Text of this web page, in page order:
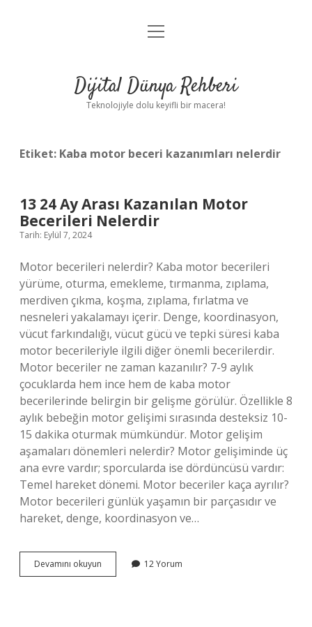
Anasayfa
Yasal Uyarı
menüyü
Dijital Dünya Rehberi
Teknolojiyle dolu keyifli bir macera!
Etiket: Kaba motor beceri kazanımları nelerdir
13 24 Ay Arası Kazanılan Motor
Becerileri Nelerdir
Tarih: Eylül 7, 2024
Motor becerileri nelerdir? Kaba motor becerileri
yürüme, oturma, emekleme, tırmanma, zıplama,
merdiven çıkma, koşma, zıplama, fırlatma ve
nesneleri yakalamayı içerir. Denge, koordinasyon,
vücut farkındalığı, vücut gücü ve tepki süresi kaba
motor becerileriyle ilgili diğer önemli becerilerdir.
Motor beceriler ne zaman kazanılır? 7-9 aylık
çocuklarda hem ince hem de kaba motor
becerilerinde belirgin bir gelişme görülür. Özellikle 8
aylık bebeğin motor gelişimi sırasında desteksiz 10-
15 dakika oturmak mümkündür. Motor gelişim
aşamaları dönemleri nelerdir? Motor gelişiminde üç
ana evre vardır; sporcularda ise dördüncüsü vardır:
Temel hareket dönemi. Motor beceriler kaça ayrılır?
Motor becerileri günlük yaşamın bir parçasıdır ve
hareket, denge, koordinasyon ve…
Devamını okuyun
24
12 Yorum